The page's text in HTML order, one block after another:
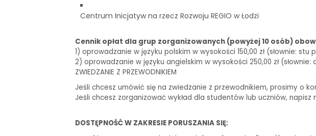
Centrum Inicjatyw na rzecz Rozwoju REGIO w Łodzi
Cennik opłat dla grup zorganizowanych (powyżej 10 osób)
1) oprowadzanie w języku polskim w wysokości 150,00 zł (słownie: stu
2) oprowadzanie w języku angielskim w wysokości 250,00 zł (słownie:
ZWIEDZANIE Z PRZEWODNIKIEM
Jeśli chcesz umówić się na zwiedzanie z przewodnikiem, prosimy o
Jeśli chcesz zorganizować wykład dla studentów lub uczniów, napisz
DOSTĘPNOŚĆ W ZAKRESIE PORUSZANIA SIĘ: